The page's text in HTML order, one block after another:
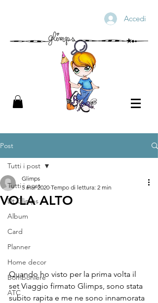
Accedi
Post
Tutti i post
Dt Glimps
Album
Card
Planner
Home decor
Bomboniere
ATC
Tutti i post
VOLA ALTO
Glimps
5 mar 2020 Tempo di lettura: 2 min
Quando ho visto per la prima volta il
set Viaggio firmato Glimps, sono stata
subito rapita e me ne sono innamorata